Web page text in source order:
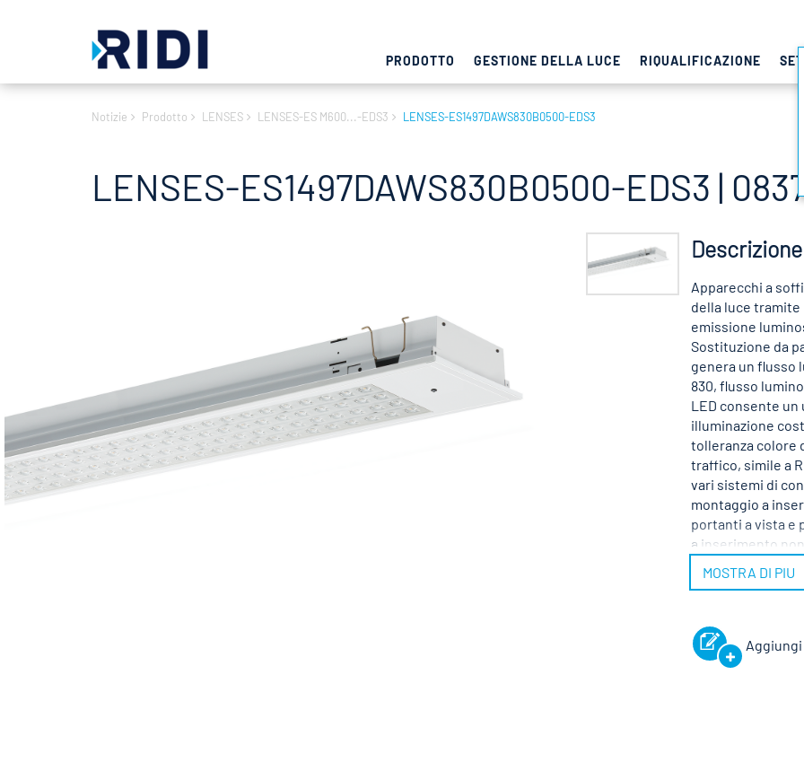
PRODOTTO GESTIONE DELLA LUCE RIQUALIFICAZIONE
Notizie Prodotto LENSES LENSES-ES M600...-EDS3 LENSES-ES1497DAWS830B0500-EDS3
LENSES-ES1497DAWS830B0500-EDS3 |
Apparecchi a
della luce
emissione
Sostituzione da
genera un flusso
830, flusso
LED consente
illuminazione
tolleranza colore
traffico, simile a
vari sistemi di
montaggio a
portanti a vista e
a inserimento
specialista.
MOSTRA DI PIU